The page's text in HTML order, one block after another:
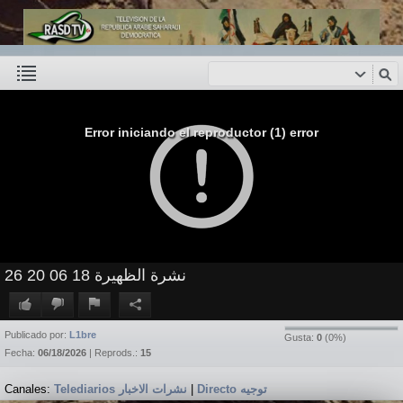
Error iniciando el reproductor (1) error
نشرة الظهيرة 18 06 20 26
Gusta: 0 (0%)
Publicado por: L1bre
Fecha: 06/18/2026 | Reprods.: 15
Canales: Telediarios نشرات الاخبار Directo توجيه